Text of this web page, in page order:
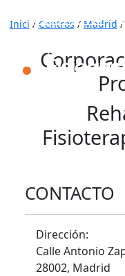
653 772 111
Inici / Centros / Madrid /
CONTACTO
Dirección:
Calle Antonio
28002, Madrid